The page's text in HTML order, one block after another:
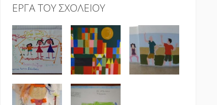
ΈΡΓΑ ΤΟΥ ΣΧΟΛΕΊΟΥ